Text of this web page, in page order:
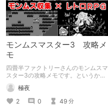
モンムスマスター3 攻略メ
モ
四畳半ファクトリーさんのモンムスマ
スター3の攻略メモです。というか自
分用の備忘録です。 前作ついでにこ
ちらも久しぶりにプレイしたのでつい
でに攻略記事としてまとめてみまし
た。
極夜
2
0 49 分